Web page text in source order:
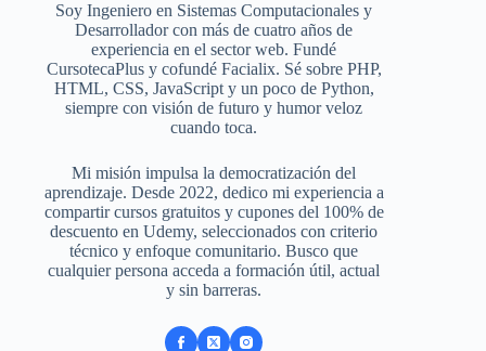
Soy Ingeniero en Sistemas Computacionales y
Desarrollador con más de cuatro años de
experiencia en el sector web. Fundé
CursotecaPlus y cofundé Facialix. Sé sobre PHP,
HTML, CSS, JavaScript y un poco de Python,
siempre con visión de futuro y humor veloz
cuando toca.
Mi misión impulsa la democratización del
aprendizaje. Desde 2022, dedico mi experiencia a
compartir cursos gratuitos y cupones del 100% de
descuento en Udemy, seleccionados con criterio
técnico y enfoque comunitario. Busco que
cualquier persona acceda a formación útil, actual
y sin barreras.